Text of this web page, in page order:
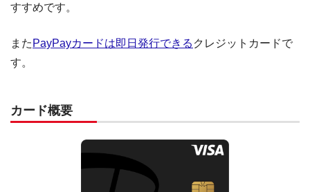
すすめです。
また PayPayカードは即日発行できる クレジットカードで
す。
カード概要